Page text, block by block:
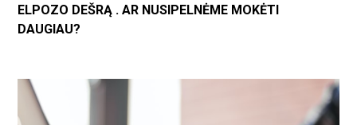
ELPOZO DEŠRĄ . AR NUSIPELNĖME MOKĖTI
DAUGIAU?